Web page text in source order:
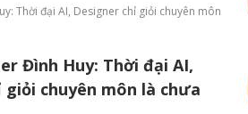
Thời đại AI, Designer chỉ giỏi chuyên môn
Đình Huy: Thời đại AI,
giỏi chuyên môn là chưa